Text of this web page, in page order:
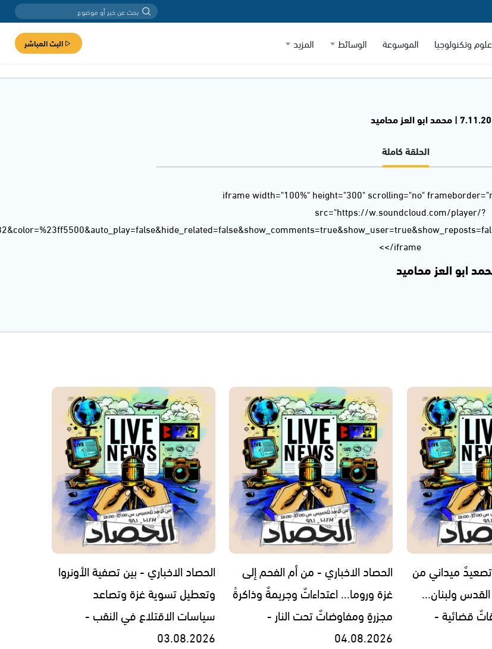
علوم وتكنولوجيا الموسوعة الوسائط المزيد البث المباشر
الحلقة كاملة
<iframe width="100%" height="300" scrolling="no"
src="https://w.soundcloud.com/player/?
</iframe>
تصعيدٌ ميداني من
ولبنان...
قضائية -
الحصاد الاخباري - من أم الفحم إلى
غزة وروما... اعتداءاتٌ وجريمةٌ وذاكرةُ
مجزرةٍ ومفاوضاتٌ تحت النار -
04.08.2026
الحصاد الاخباري - بين تصفية الأونروا
وتعطيل تسوية غزة وتصاعد
سياسات الاقتلاع في النقب -
03.08.2026